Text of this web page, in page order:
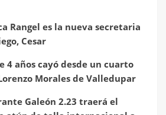
Rangel es la nueva secretaria
Cesar
4 años cayó desde un cuarto
Morales de Valledupar
Galeón 2.23 traerá el